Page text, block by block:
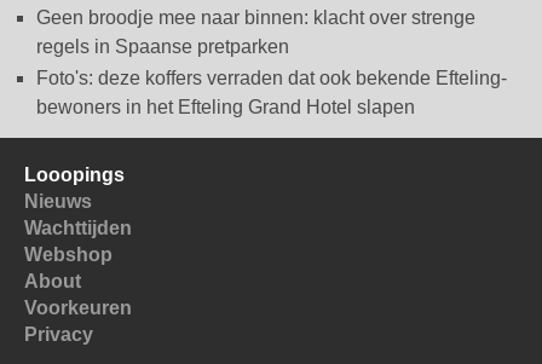
Geen broodje mee naar binnen: klacht over strenge
regels in Spaanse pretparken
Foto's: deze koffers verraden dat ook bekende Efteling-
bewoners in het Efteling Grand Hotel slapen
Looopings
Nieuws
Wachttijden
Webshop
About
Voorkeuren
Privacy